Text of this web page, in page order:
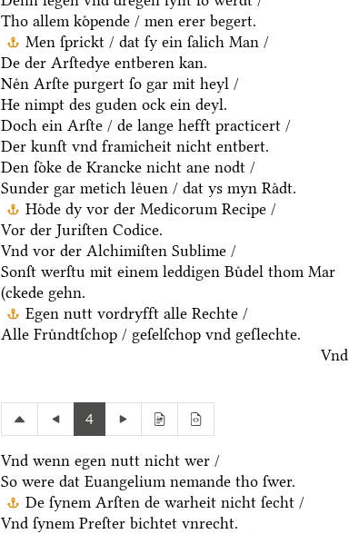
Tho allem koͤpende / men erer begert.
Men ſprickt / dat ſy ein ſalich Man /
De der Arſtedye entberen kan.
Neͤn Arſte purgert ſo gar mit heyl /
He nimpt des guden ock ein deyl.
Doch ein Arſte / de lange hefft practicert /
Der kunſt vnd framicheit nicht entbert.
Den ſoͤke de Krancke nicht ane nodt /
Sunder gar metich leͤuen / dat ys myn Raͤdt.
Hoͤde dy vor der Medicorum Recipe /
Vor der Juriſten Codice.
Vnd vor der Alchimiſten Sublime /
Sonſt werſtu mit einem leddigen Buͤdel thom Mar
(ckede gehn.
Egen nutt vordryfft alle Rechte /
Alle Fruͤndtſchop / geſelſchop vnd geſlechte.
Vnd
4
Vnd wenn egen nutt nicht wer /
So were dat Euangelium nemande tho ſwer.
De ſynem Arſten de warheit nicht ſecht /
Vnd ſynem Preſter bichtet vnrecht.